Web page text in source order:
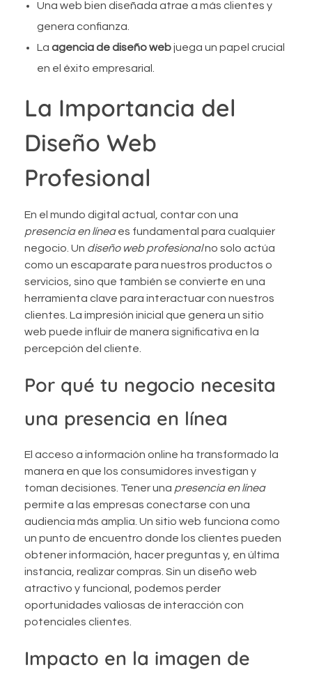
Una web bien diseñada atrae a más clientes y
genera confianza.
La agencia de diseño webjuega un papel crucial
en el éxito empresarial.
La Importancia del
Diseño Web
Profesional
En el mundo digital actual, contar con una
presencia en líneaes fundamental para cualquier
negocio. Un diseño web profesionalno solo actúa
como un escaparate para nuestros productos o
servicios, sino que también se convierte en una
herramienta clave para interactuar con nuestros
clientes. La impresión inicial que genera un sitio
web puede influir de manera significativa en la
percepción del cliente.
Por qué tu negocio necesita
una presencia en línea
El acceso a información online ha transformado la
manera en que los consumidores investigan y
toman decisiones. Tener una presencia en línea
permite a las empresas conectarse con una
audiencia más amplia. Un sitio web funciona como
un punto de encuentro donde los clientes pueden
obtener información, hacer preguntas y, en última
instancia, realizar compras. Sin un diseño web
atractivo y funcional, podemos perder
oportunidades valiosas de interacción con
potenciales clientes.
Impacto en la imagen de